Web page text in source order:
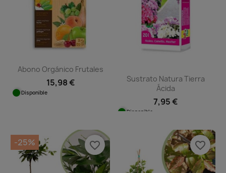
Abono Orgánico Frutales
15,98 €
Disponible
Sustrato Natura Tierra
Ácida
7,95 €
Disponible
-25% favorite_border favorite_border